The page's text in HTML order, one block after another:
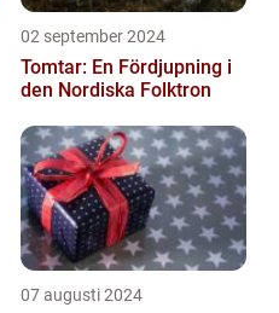
02 september 2024
Tomtar: En Fördjupning i
den Nordiska Folktron
07 augusti 2024